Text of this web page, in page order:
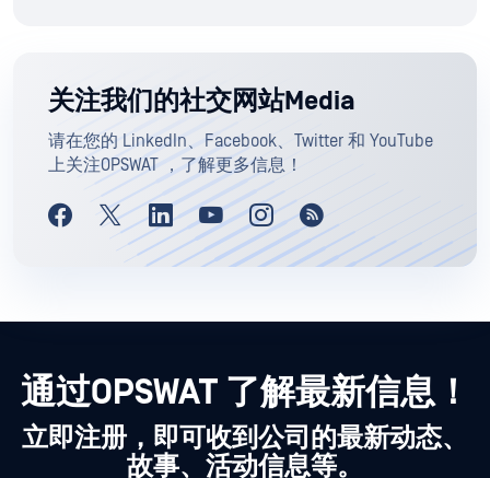
关注我们的社交网站Media
请在您的 LinkedIn、Facebook、Twitter 和 YouTube
上关注OPSWAT ，了解更多信息！
通过OPSWAT 了解最新信息！
立即注册，即可收到公司的最新动态、
故事、活动信息等。